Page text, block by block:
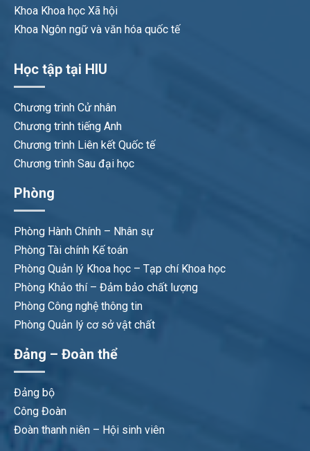
Khoa Khoa học Xã hội
Khoa Ngôn ngữ và văn hóa quốc tế
Học tập tại HIU
Chương trình Cử nhân
Chương trình tiếng Anh
Chương trình Liên kết Quốc tế
Chương trình Sau đại học
Phòng
Phòng Hành Chính – Nhân sự
Phòng Tài chính Kế toán
Phòng Quản lý Khoa học – Tạp chí Khoa học
Phòng Khảo thí – Đảm bảo chất lượng
Phòng Công nghệ thông tin
Phòng Quản lý cơ sở vật chất
Đảng – Đoàn thể
Đảng bộ
Công Đoàn
Đoàn thanh niên – Hội sinh viên